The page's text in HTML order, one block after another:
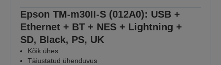
Epson TM-m30II-S (012A0): USB +
Ethernet + BT + NES + Lightning +
SD, Black, PS, UK
Kõik ühes
Täiustatud ühenduvus